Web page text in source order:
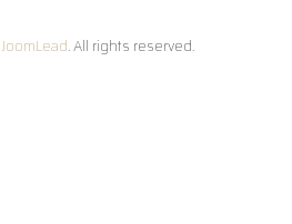
JoomLead. All rights reserved.